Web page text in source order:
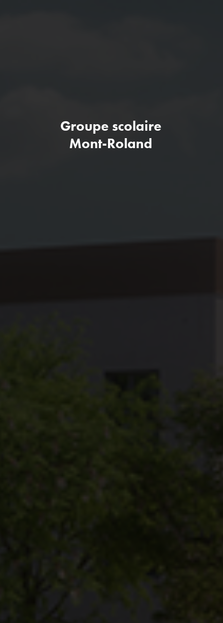
Groupe scolaire
Mont-Roland